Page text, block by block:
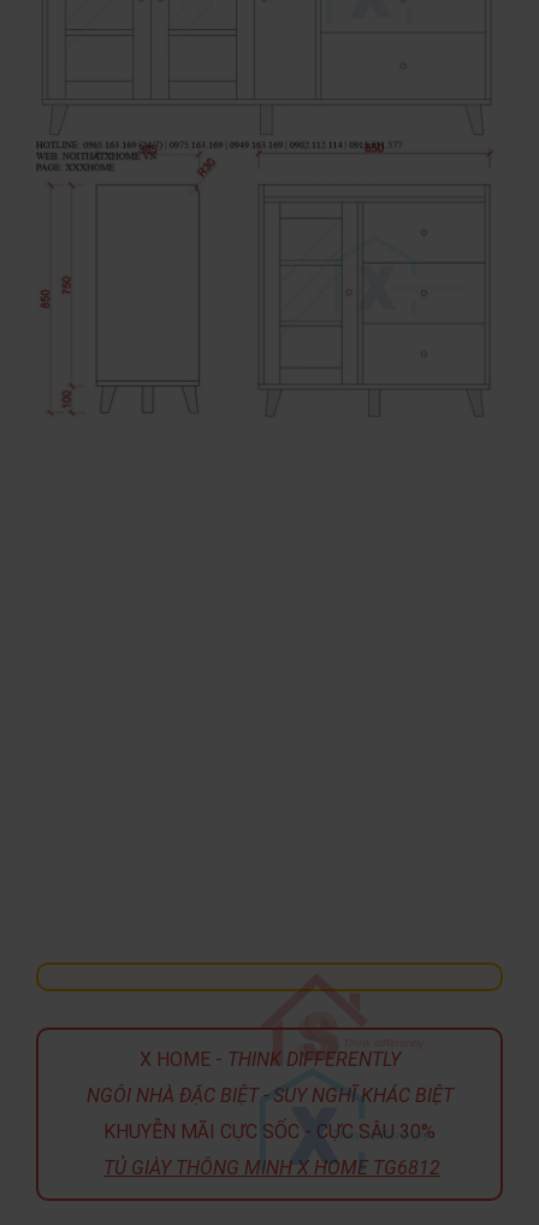
X HOME - THINK DIFFERENTLY
NGÔI NHÀ ĐẶC BIỆT - SUY NGHĨ KHÁC BIỆT
KHUYỄN MÃI CỰC SỐC - CỰC SÂU 30%
TỦ GIÀY THÔNG MINH X HOME TG6812